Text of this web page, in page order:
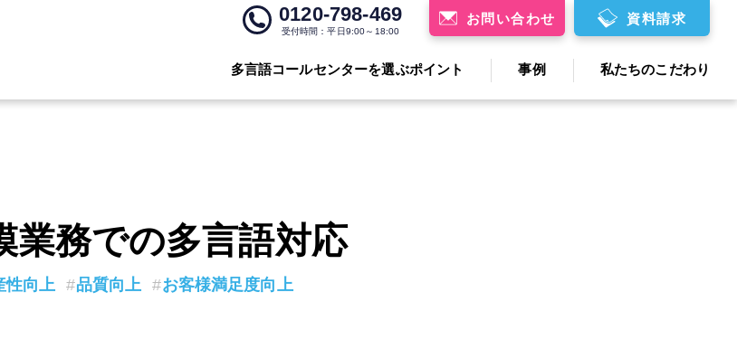
多言語コールセンターを選ぶポイント 事例 私たちのこだわり
0120-798-469
受付時間：平日9:00～18:00
お問い合わせ 資料請求
業務での多言語対応
性向上 品質向上 お客様満足度向上